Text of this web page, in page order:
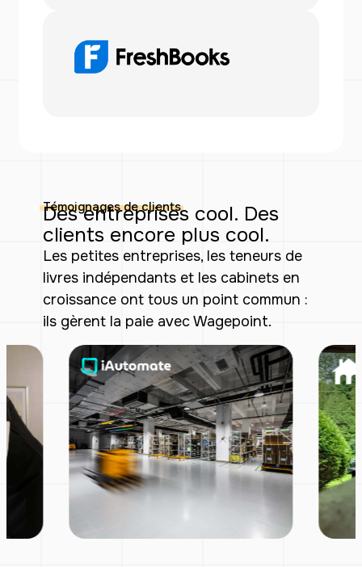
Témoignages de clients
Des entreprises cool. Des
clients encore plus cool.
Les petites entreprises, les teneurs de
livres indépendants et les cabinets en
croissance ont tous un point commun :
ils gèrent la paie avec Wagepoint.